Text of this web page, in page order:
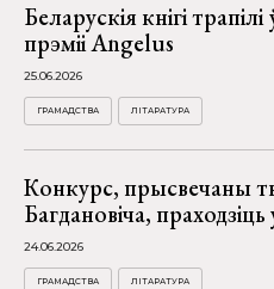
Беларускія кнігі
прэміі Angelus
25.06.2026
ГРАМАДСТВА ЛІТАРАТУРА
Конкурс, прысвечаны
Багдановіча, праходзіць
24.06.2026
ГРАМАДСТВА ЛІТАРАТУРА